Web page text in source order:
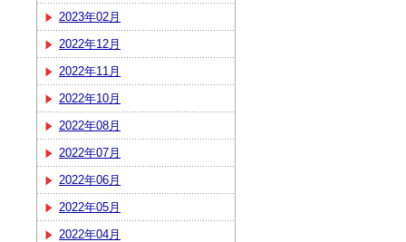
2023年02月
2022年12月
2022年11月
2022年10月
2022年08月
2022年07月
2022年06月
2022年05月
2022年04月